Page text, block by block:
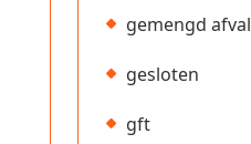
gemengd afval
gesloten
gft